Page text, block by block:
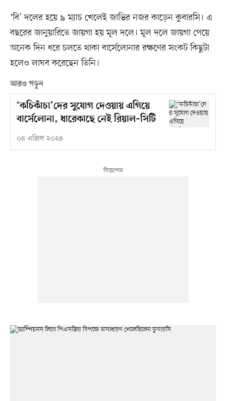
‘বি’ দলের হয়ে ৯ ম্যাচ খেলেই জাভির নজর কাড়েন কুবারসি। এ
বছরের জানুয়ারিতে জায়গা হয় মূল দলে। মূল দলে জায়গা পেয়ে
অনেক দিন ধরে চলতে থাকা বার্সেলোনার রক্ষণের সংকট কিছুটা
হলেও লাঘব করেছেন তিনি।
আরও পড়ুন
‘কচিকাঁচা’দের সুযোগ দেওয়ায় এগিয়ে
বার্সেলোনা, ধারেকাছে নেই রিয়াল–সিটি
০৪ এপ্রিল ২০২৪